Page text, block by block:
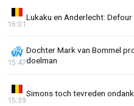
Lukaku en Anderlecht:
16:01
Dochter Mark van Bommel
doelman
15:47
Simons toch tevreden
15:39